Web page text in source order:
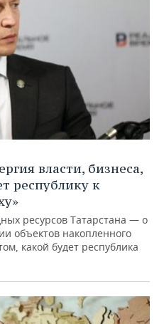
власти, бизнеса,
республику к
ресурсов Татарстана — о
объектов накопленного
какой будет республика